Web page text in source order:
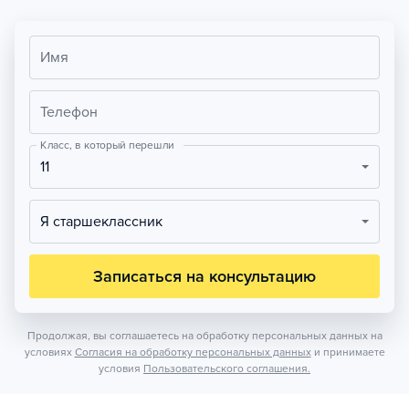
Имя
Телефон
Класс, в который перешли
11
Я старшеклассник
Записаться на консультацию
Продолжая, вы соглашаетесь на обработку персональных данных на
условиях Согласия на обработку персональных данных и принимаете
условия Пользовательского соглашения.